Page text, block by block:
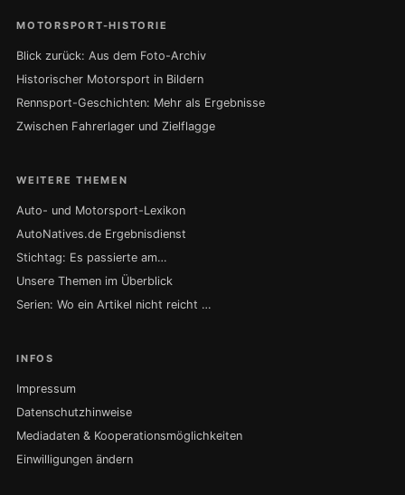
MOTORSPORT-HISTORIE
Blick zurück: Aus dem Foto-Archiv
Historischer Motorsport in Bildern
Rennsport-Geschichten: Mehr als Ergebnisse
Zwischen Fahrerlager und Zielflagge
WEITERE THEMEN
Auto- und Motorsport-Lexikon
AutoNatives.de Ergebnisdienst
Stichtag: Es passierte am…
Unsere Themen im Überblick
Serien: Wo ein Artikel nicht reicht …
INFOS
Impressum
Datenschutzhinweise
Mediadaten & Kooperationsmöglichkeiten
Einwilligungen ändern